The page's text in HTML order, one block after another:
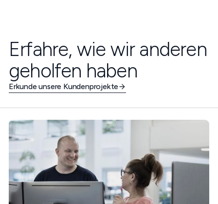
Erfahre, wie wir anderen
geholfen haben
Erkunde unsere Kundenprojekte